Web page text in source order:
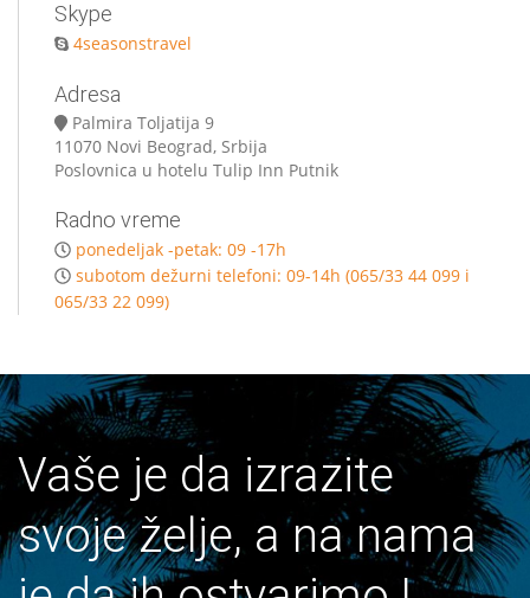
Skype
4seasonstravel
Adresa
Palmira Toljatija 9
11070 Novi Beograd, Srbija
Poslovnica u hotelu Tulip Inn Putnik
Radno vreme
ponedeljak -petak: 09 -17h
subotom dežurni telefoni: 09-14h (065/33 44 099 i
065/33 22 099)
Vaše je da izrazite
svoje želje, a na nama